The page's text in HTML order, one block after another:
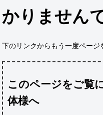
かりません
下のリンクからもう一度ページ
このページをご覧
体様へ